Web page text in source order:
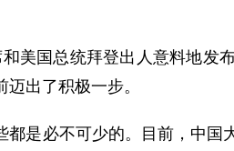
美国总统拜登出人意料地发
出了积极一步。
是必不可少的。目前，中国